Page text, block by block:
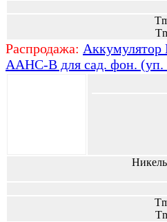
Распродажа:
AAHC-B для сад. фон. (уп.